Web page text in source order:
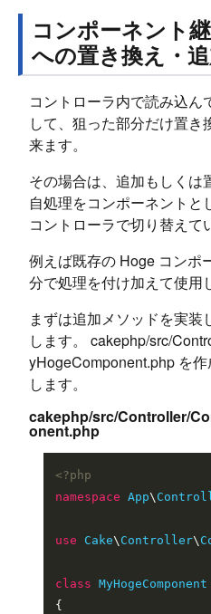
コンポーネント
への置き換え・
コントローラ内で読み込
して、狙った部分だけ置き
来ます。
その場合は、追加もしくは
自処理をコンポーネントと
コントローラで切り替えて
例えば既存の Hoge コンポ
分で処理を付け加えて使用
まずは追加メソッドを実
します。 cakephp/src/
yHogeComponent.php を
します。
cakephp/src/Controller/
onent.php
<?php
namespace
App\
use Cake\ Controller\
class MyHogeComponent
{